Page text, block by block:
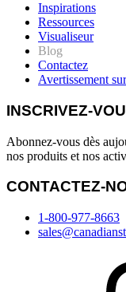
Inspirations
Ressources
Visualiseur
Blog
Contactez
Avertissement
INSCRIVEZ-
Abonnez-vous dès
nos produits et nos
CONTACTEZ-
1-800-977-8663